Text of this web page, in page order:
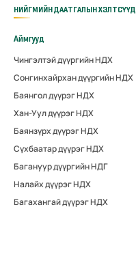
НИЙГМИЙН ДААТГАЛЫН ХЭЛТСҮҮД
Аймгууд
Чингэлтэй дүүргийн НДХ
Сонгинхайрхан дүүргийн НДХ
Баянгол дүүрэг НДХ
Хан-Уул дүүрэг НДХ
Баянзүрх дүүрэг НДХ
Сүхбаатар дүүрэг НДХ
Багануур дүүргийн НДГ
Налайх дүүрэг НДХ
Багахангай дүүрэг НДХ